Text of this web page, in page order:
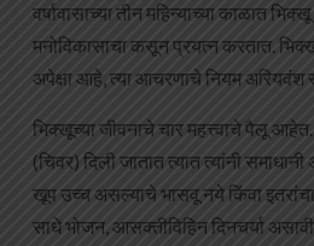
वर्षावासाच्या तीन महिन्याच्या काळात
मनोविकासाचा कसून प्रयत्न करतात.
अपेक्षा आहे, त्या आचरणाचे नियम
भिक्खूच्या जीवनाचे चार महत्त्वाचे पैलू
(चिवर) दिली जातात त्यात त्यांनी
खूप उच्च असल्याचे भासवू नये किंवा इतरांचा
साधे भोजन, आसक्तीविहिन दिनचर्या